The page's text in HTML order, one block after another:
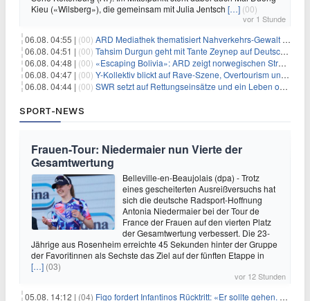
Kieu («Wilsberg»), die gemeinsam mit Julia Jentsch […] (00)
vor 1 Stunde
06.08. 04:55 | (00) ARD Mediathek thematisiert Nahverkehrs-Gewalt und Soldatinnen
06.08. 04:51 | (00) Tahsim Durgun geht mit Tante Zeynep auf Deutschlandreise
06.08. 04:48 | (00) «Escaping Bolivia»: ARD zeigt norwegischen Streaminghit
06.08. 04:47 | (00) Y-Kollektiv blickt auf Rave-Szene, Overtourism und Pokémon-Kult
06.08. 04:44 | (00) SWR setzt auf Rettungseinsätze und ein Leben ohne Smartphone
SPORT-NEWS
Frauen-Tour: Niedermaier nun Vierte der
Gesamtwertung
Belleville-en-Beaujolais (dpa) - Trotz
eines gescheiterten Ausreißversuchs hat
sich die deutsche Radsport-Hoffnung
Antonia Niedermaier bei der Tour de
France der Frauen auf den vierten Platz
der Gesamtwertung verbessert. Die 23-
Jährige aus Rosenheim erreichte 45 Sekunden hinter der Gruppe
der Favoritinnen als Sechste das Ziel auf der fünften Etappe in
[…] (03)
vor 12 Stunden
05.08. 14:12 | (04) Figo fordert Infantinos Rücktritt: «Er sollte gehen. Jetzt»